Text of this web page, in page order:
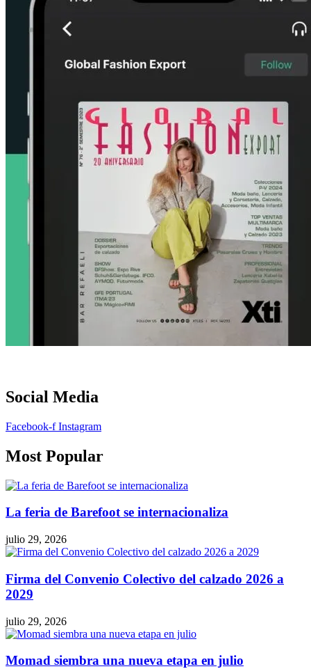
Social Media
Facebook-f Instagram
Most Popular
La feria de Barefoot se internacionaliza
julio 29, 2026
Firma del Convenio Colectivo del calzado 2026 a
2029
julio 29, 2026
Momad siembra una nueva etapa en julio